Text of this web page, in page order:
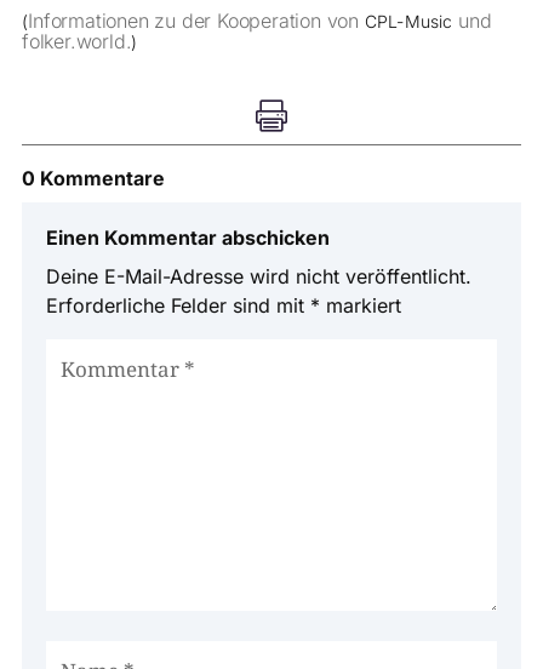
(Informationen zu der Kooperation von CPL-Music und
folker.world.)

0 Kommentare
Einen Kommentar abschicken
Deine E-Mail-Adresse wird nicht veröffentlicht.
Erforderliche Felder sind mit * markiert